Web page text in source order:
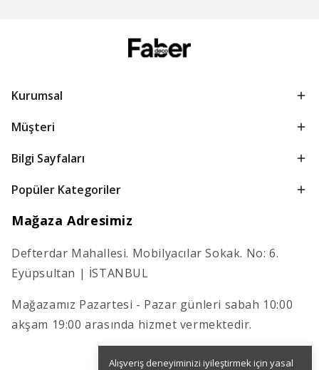
Alışveriş deneyiminizi iyileştirmek için yasal
Kurumsal
Müşteri
Bilgi Sayfaları
Popüler Kategoriler
Mağaza Adresimiz
Defterdar Mahallesi. Mobilyacılar Sokak. No: 6.
Eyüpsultan | İSTANBUL
Mağazamız Pazartesi - Pazar günleri sabah 10:00
akşam 19:00 arasında hizmet vermektedir.